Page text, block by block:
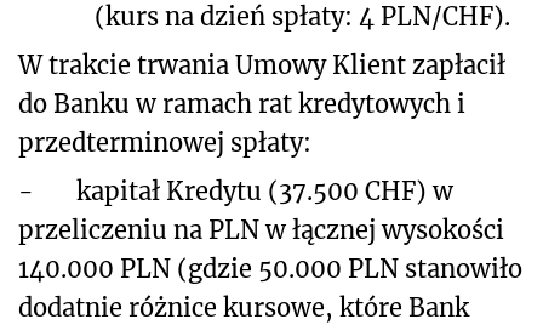
(kurs na dzień spłaty: 4 PLN/CHF).
W trakcie trwania Umowy Klient zapłacił
do Banku w ramach rat kredytowych i
przedterminowej spłaty:
-
kapitał Kredytu (37.500 CHF) w
przeliczeniu na PLN w łącznej wysokości
140.000 PLN (gdzie 50.000 PLN stanowiło
dodatnie różnice kursowe, które Bank